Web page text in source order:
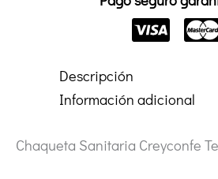
Descripción
Información adicional
Chaqueta Sanitaria Creyconfe